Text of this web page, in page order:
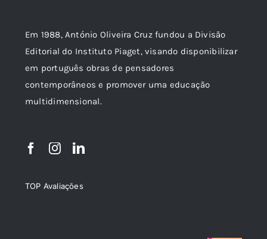
Em 1988, António Oliveira Cruz fundou a Divisão
Editorial do Instituto Piaget, visando disponibilizar
em português obras de pensadores
contemporâneos e promover uma educação
multidimensional.
TOP Avaliações